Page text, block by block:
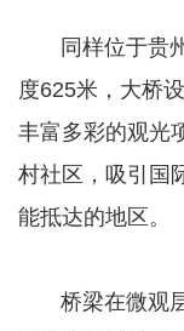
同样位于贵州
度625米，大桥
丰富多彩的观光
村社区，吸引国
能抵达的地区。
桥梁在微观层